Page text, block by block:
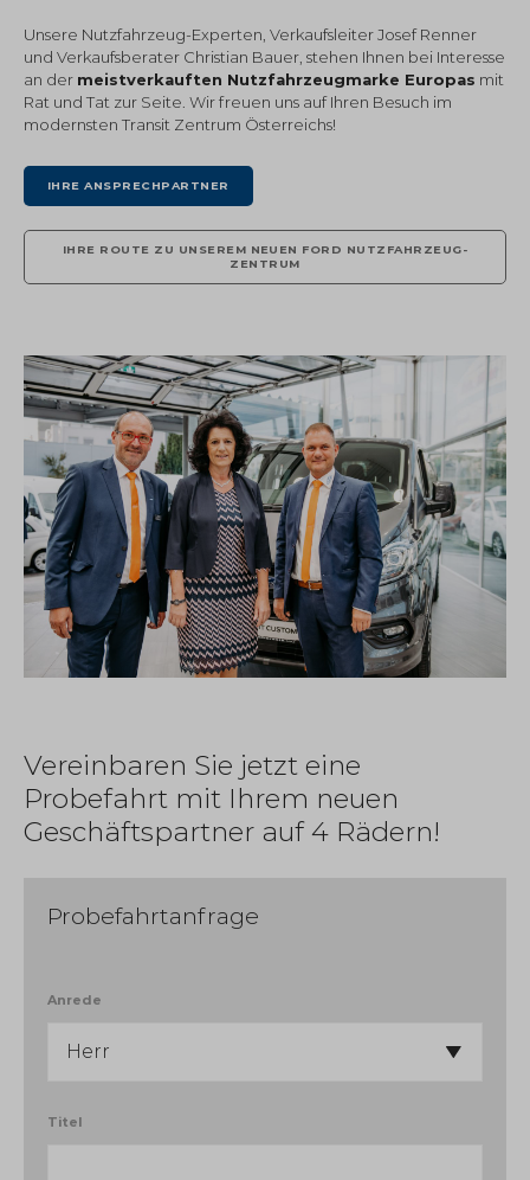
Unsere Nutzfahrzeug-Experten, Verkaufsleiter Josef Renner
und Verkaufsberater Christian Bauer, stehen Ihnen bei Interesse
an der meistverkauften Nutzfahrzeugmarke Europas mit
Rat und Tat zur Seite. Wir freuen uns auf Ihren Besuch im
modernsten Transit Zentrum Österreichs!
IHRE ANSPRECHPARTNER
IHRE ROUTE ZU UNSEREM NEUEN FORD NUTZFAHRZEUG-
ZENTRUM
Vereinbaren Sie jetzt eine
Probefahrt mit Ihrem neuen
Geschäftspartner auf 4 Rädern!
Probefahrtanfrage
Anrede
Titel